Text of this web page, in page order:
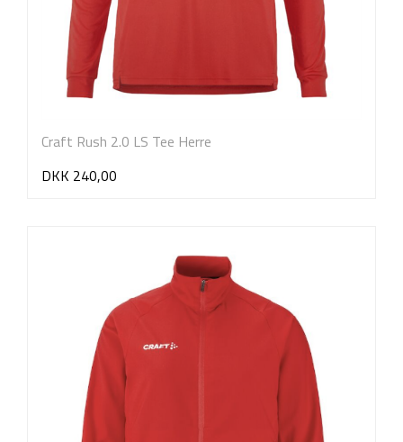
Craft Rush 2.0 LS Tee Herre
DKK 240,00